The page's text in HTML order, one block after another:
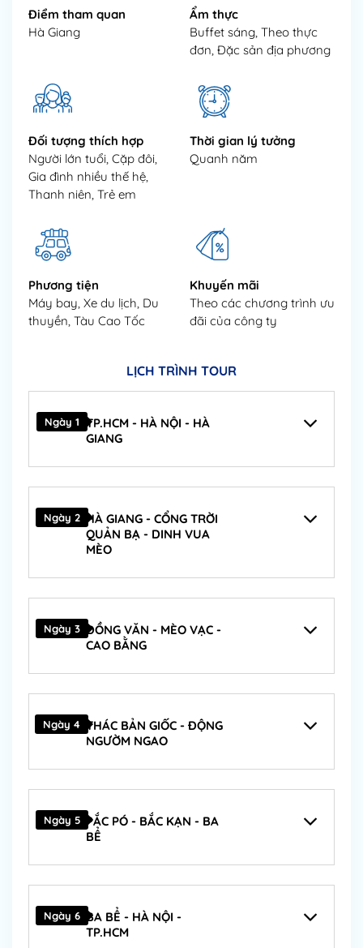
Điểm tham quan
Hà Giang
Ẩm thực
Buffet sáng, Theo thực
đơn, Đặc sản địa phương
Đối tượng thích hợp
Người lớn tuổi, Cặp đôi,
Gia đình nhiều thế hệ,
Thanh niên, Trẻ em
Thời gian lý tưởng
Quanh năm
Phương tiện
Máy bay, Xe du lịch, Du
thuyền, Tàu Cao Tốc
Khuyến mãi
Theo các chương trình ưu
đãi của công ty
LỊCH TRÌNH TOUR
Ngày 1
TP.HCM - HÀ NỘI - HÀ
GIANG
Ngày 2
HÀ GIANG - CỔNG TRỜI
QUẢN BẠ - DINH VUA
MÈO
Ngày 3
ĐỒNG VĂN - MÈO VẠC -
CAO BẰNG
Ngày 4
THÁC BẢN GIỐC - ĐỘNG
NGƯỜM NGAO
Ngày 5
PẮC PÓ - BẮC KẠN - BA
BỂ
Ngày 6
BA BỂ - HÀ NỘI -
TP.HCM